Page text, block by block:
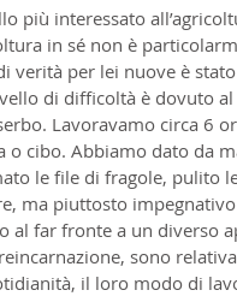
più interessato
in sé non è
verità per lei nuove è
di difficoltà è dovuto
Lavoravamo circa 6
o cibo. Abbiamo dato da
le file di fragole, pulito
ma piuttosto
al far fronte a un diverso
sono
il loro modo di